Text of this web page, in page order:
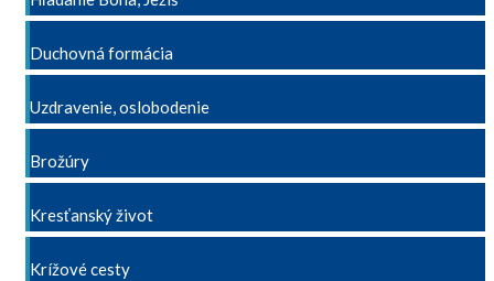
Duchovná formácia
Uzdravenie, oslobodenie
Brožúry
Kresťanský život
Krížové cesty